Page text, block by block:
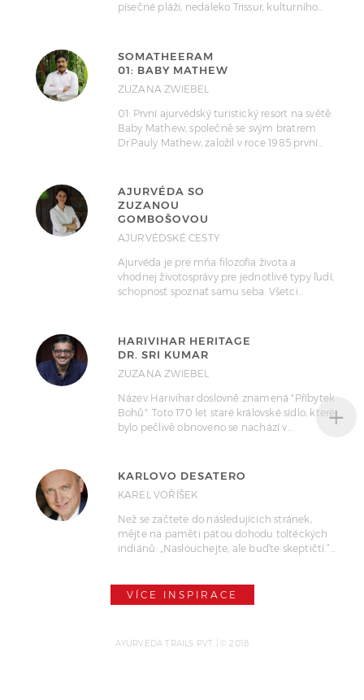
písečné pláži, nedaleko Trissur, kulturního…
SOMATHEERAM
01: BABY MATHEW
ZUZANA ZWIEBEL
01: První ajurvédský turistický resort na světě:
Baby Mathew, společně se svým bratrem
Dr.Pauly Mathew, založil v roce 1985 první…
AJURVÉDA SO
ZUZANOU
GOMBOŠOVOU
AJURVÉDSKÉ CESTY
Ajurvéda je pre mňa filozofia života a
vhodnej životosprávy pre jednotlivé typy ľudí,
schopnosť spoznať samu seba. Všetci…
HARIVIHAR HERITAGE
DR. SRI KUMAR
ZUZANA ZWIEBEL
Název Harivihar doslovně znamená "Příbytek
Bohů". Toto 170 let staré královské sídlo, které
bylo pečlivě obnoveno se nachází v…
KARLOVO DESATERO
KAREL VOŘÍŠEK
Než se začtete do následujících stránek,
mějte na paměti pátou dohodu toltéckých
indiánů: „Naslouchejte, ale buďte skeptičtí.“…
VÍCE INSPIRACE
+
AYURVEDA TRAILS PVT | © 2018